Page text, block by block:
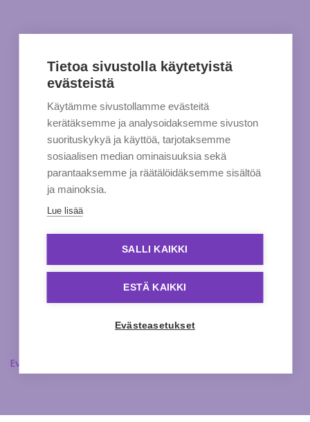
Evästeasetukset
Tietoa sivustolla käytetyistä
evästeistä
Käytämme sivustollamme evästeitä
kerätäksemme ja analysoidaksemme sivuston
suorituskykyä ja käyttöä, tarjotaksemme
sosiaalisen median ominaisuuksia sekä
parantaaksemme ja räätälöidäksemme sisältöä
ja mainoksia.
Lue lisää
SALLI KAIKKI
ESTÄ KAIKKI
Evästeasetukset